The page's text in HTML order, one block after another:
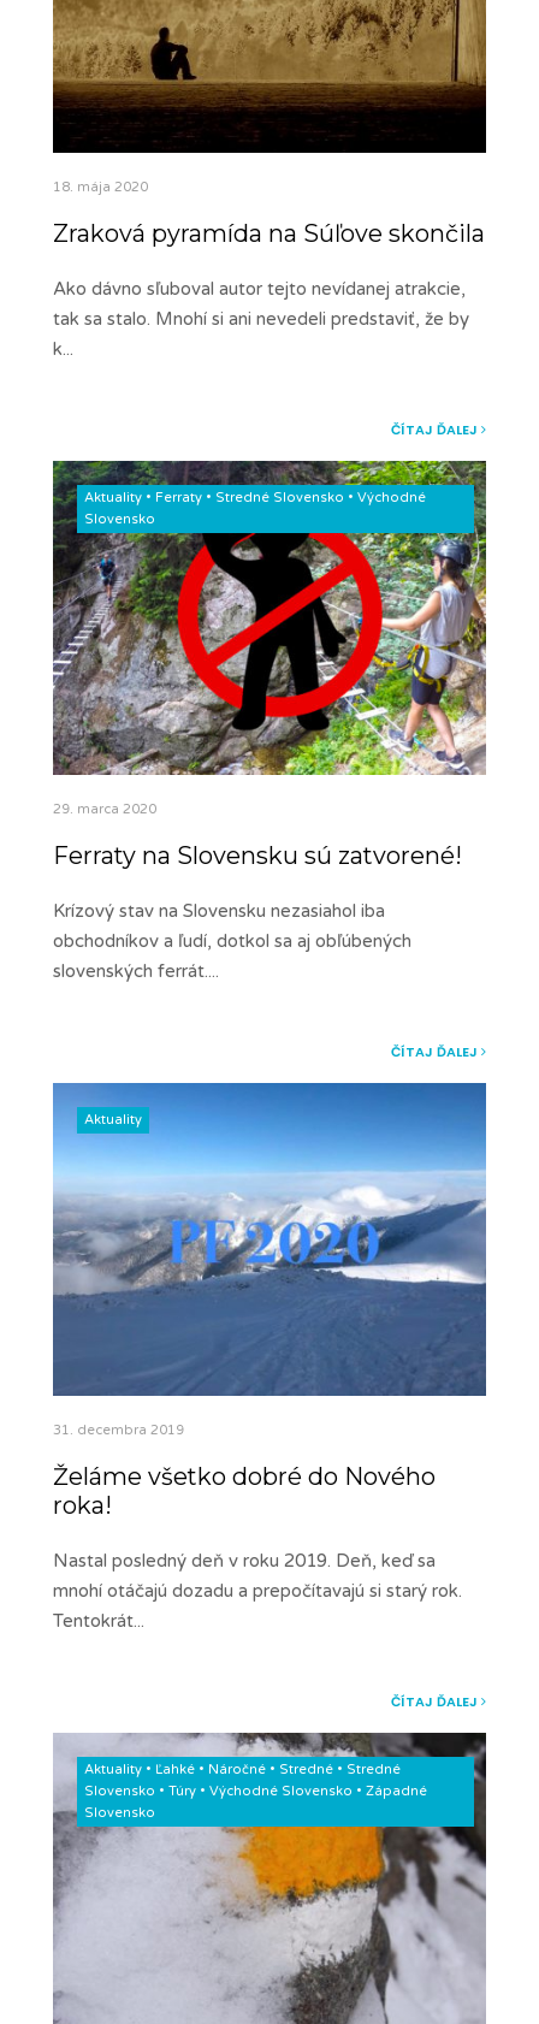
18. mája 2020
Zraková pyramída na Súľove skončila
Ako dávno sľuboval autor tejto nevídanej atrakcie,
tak sa stalo. Mnohí si ani nevedeli predstaviť, že by
k...
ČÍTAJ ĎALEJ
Aktuality • Ferraty • Stredné Slovensko • Východné
Slovensko
29. marca 2020
Ferraty na Slovensku sú zatvorené!
Krízový stav na Slovensku nezasiahol iba
obchodníkov a ľudí, dotkol sa aj obľúbených
slovenských ferrát....
ČÍTAJ ĎALEJ
Aktuality
31. decembra 2019
Želáme všetko dobré do Nového
roka!
Nastal posledný deň v roku 2019. Deň, keď sa
mnohí otáčajú dozadu a prepočítavajú si starý rok.
Tentokrát...
ČÍTAJ ĎALEJ
Aktuality • Ľahké • Náročné • Stredné • Stredné
Slovensko • Túry • Východné Slovensko • Západné
Slovensko